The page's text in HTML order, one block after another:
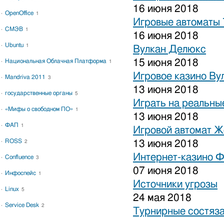
16 июня 2018
Игровые автоматы
16 июня 2018
Вулкан Делюкс
15 июня 2018
Игровое казино
13 июня 2018
Играть на
13 июня 2018
Игровой автомат
13 июня 2018
Интернет-казино
07 июня 2018
Источники угрозы
24 мая 2018
Турнирные
OpenOffice 1
СМЭВ 1
Ubuntu 1
Национальная Облачная Платформа 1
Mandriva 2011 3
государственные органы 5
«Мифы о свободном ПО» 1
ФАП 1
ROSS 2
Confluence 3
Инфоспейс 1
Linux 5
Service Desk 2